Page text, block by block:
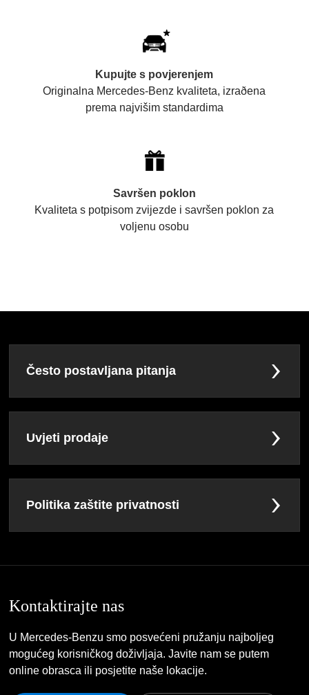
Kupujte s povjerenjem
Originalna Mercedes-Benz kvaliteta, izraðena
prema najvišim standardima
Savršen poklon
Kvaliteta s potpisom zvijezde i savršen poklon za
voljenu osobu
Često postavljana pitanja
Uvjeti prodaje
Politika zaštite privatnosti
Kontaktirajte nas
U Mercedes-Benzu smo posvećeni pružanju najboljeg
mogućeg korisničkog doživljaja. Javite nam se putem
online obrasca ili posjetite naše lokacije.